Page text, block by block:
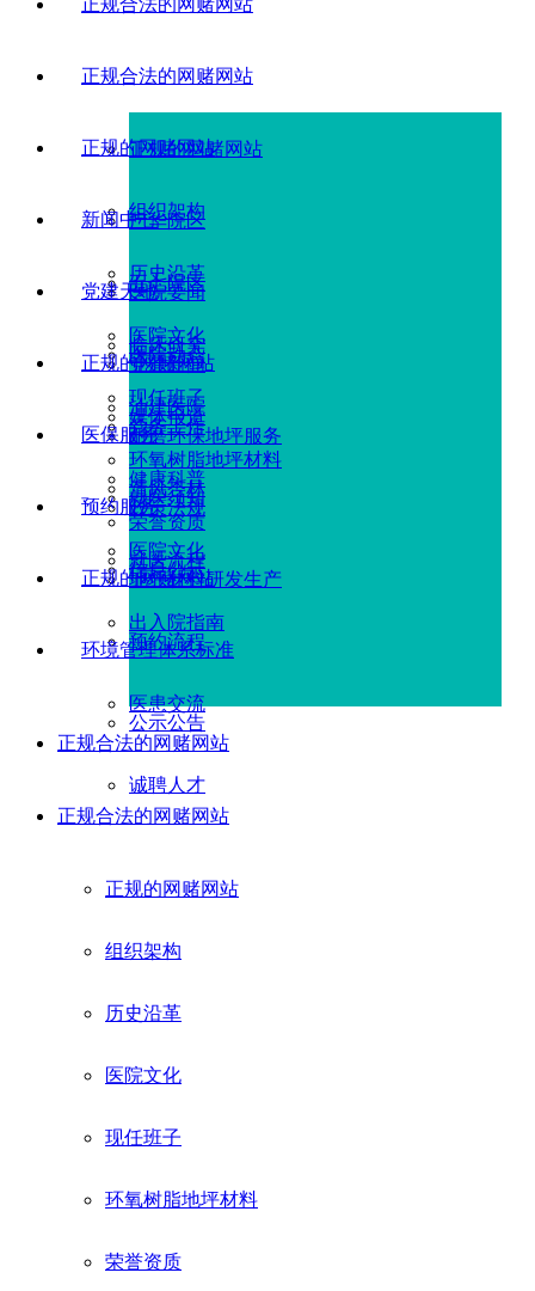
正规合法的网赌网站
正规的网赌网站
组织架构
历史沿革
医院文化
现任班子
环氧树脂地坪材料
荣誉资质
正规的网赌网站
广华院区
五七院区
临床研究
油建医院
新闻中心
医院要闻
医院动态
媒体报道
健康科普
党建天地
党建新闻
党务工作
清风杏林
医院文化
正规的网赌网站
耐磨环保地坪服务
就医须知
就医流程
出入院指南
医保服务
政策法规
信息公示
预约服务
地坪材料研发生产
预约流程
医患交流
正规的网赌网站
环境管理体系标准
公示公告
诚聘人才
正规合法的网赌网站
正规合法的网赌网站
正规的网赌网站
组织架构
历史沿革
医院文化
现任班子
环氧树脂地坪材料
荣誉资质